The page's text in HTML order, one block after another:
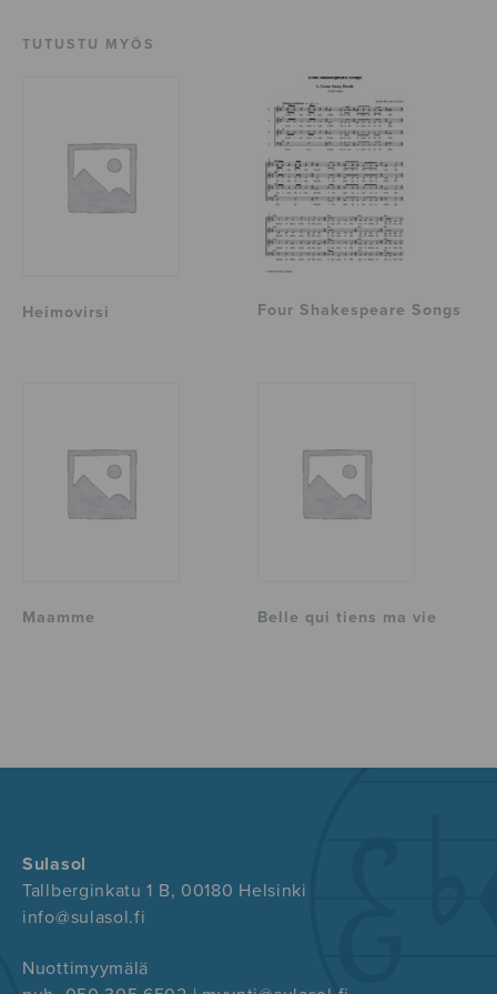
TUTUSTU MYÖS
Heimovirsi Four Shakespeare Songs
Maamme Belle qui tiens ma vie
Sulasol
Tallberginkatu 1 B, 00180 Helsinki
info@sulasol.fi
Nuottimyymälä